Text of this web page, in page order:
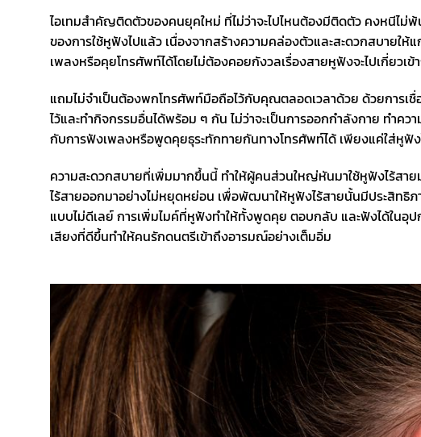
ไอเทมสำคัญติดตัวของคนยุคใหม่ ที่ไม่ว่าจะไปไหนต้องมีติดตัว คงหนีไม่
ของการใช้หูฟังไปแล้ว เนื่องจากสร้างความคล่องตัวและสะดวกสบายให้
เพลงหรือคุยโทรศัพท์ได้โดยไม่ต้องคอยกังวลเรื่องสายหูฟังจะไปเกี่ยวเข้า
แถมไม่จำเป็นต้องพกโทรศัพท์มือถือไว้กับคุณตลอดเวลาด้วย ด้วยการ
ไว้และทำกิจกรรมอื่นได้พร้อม ๆ กัน ไม่ว่าจะเป็นการออกกำลังกาย ทำค
กับการฟังเพลงหรือพูดคุยธุระทักทายกันทางโทรศัพท์ได้ เพียงแค่ใส่หูฟัง
ความสะดวกสบายที่เพิ่มมากขึ้นนี้ ทำให้ผู้คนส่วนใหญ่หันมาใช้หูฟังไร้ส
ไร้สายออกมาอย่างไม่หยุดหย่อน เพื่อพัฒนาให้หูฟังไร้สายนั้นมีประสิทธิ
แบบไม่ดีเลย์ การเพิ่มไมค์ที่หูฟังทำให้ทั้งพูดคุย ตอบกลับ และฟังได้ใ
เสียงที่ดีขึ้นทำให้คนรักดนตรีเข้าถึงอารมณ์อย่างเต็มอิ่ม